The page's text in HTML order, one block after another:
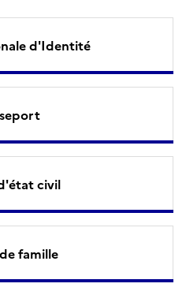
d'Identité
civil
famille